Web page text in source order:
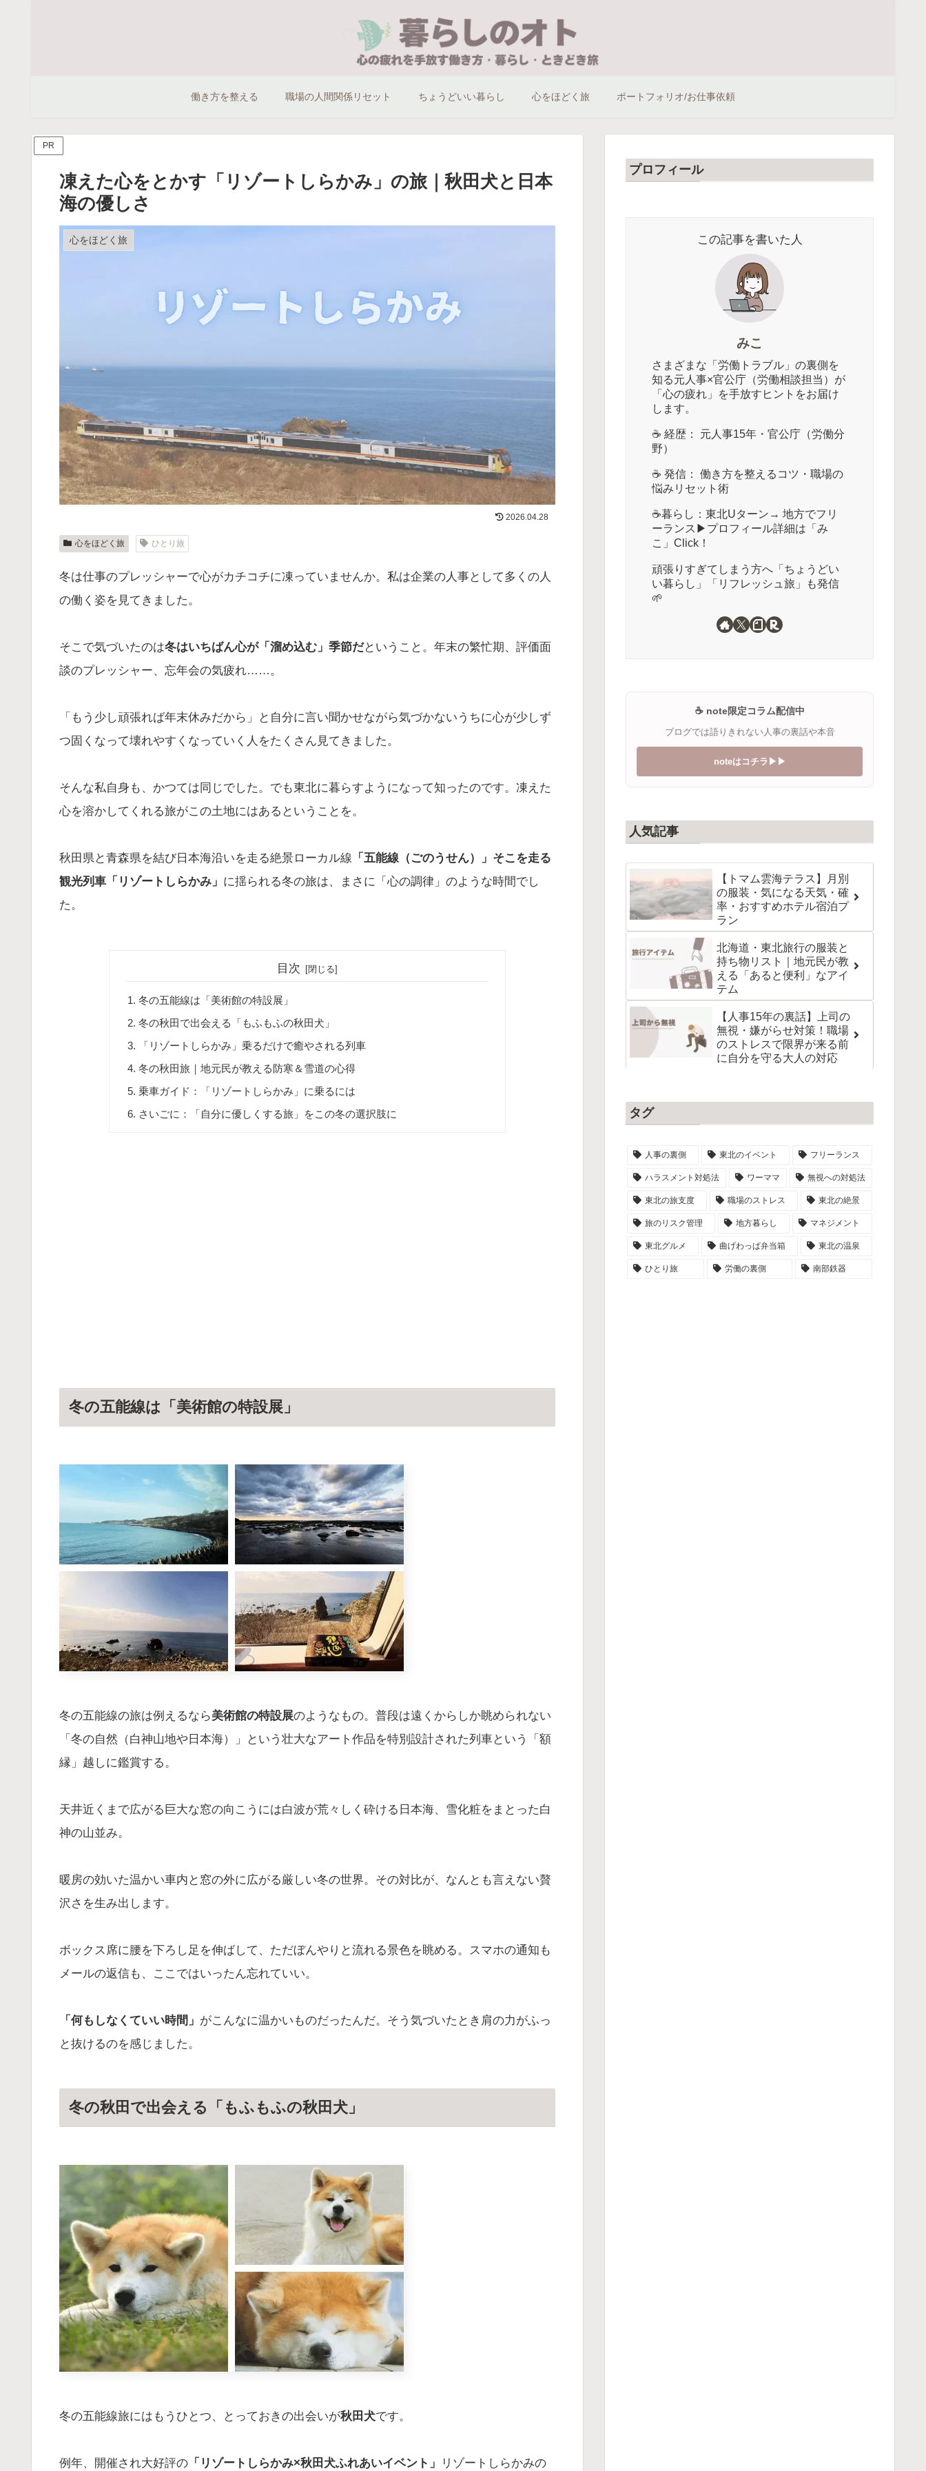
働き方を整える 職場の人間関係リセット ちょうどいい暮らし 心をほどく旅 ポートフォリオ/お仕事依頼
PR
凍えた心をとかす「リゾートしらかみ」の旅｜秋田犬と日本
海の優しさ
心をほどく旅
2026.04.28
心をほどく旅 ひとり旅
冬は仕事のプレッシャーで心がカチコチに凍っていませんか。私は企業の人事として多くの人
の働く姿を見てきました。
そこで気づいたのは冬はいちばん心が「溜め込む」季節だということ。年末の繁忙期、評価面
談のプレッシャー、忘年会の気疲れ……。
「もう少し頑張れば年末休みだから」と自分に言い聞かせながら気づかないうちに心が少しず
つ固くなって壊れやすくなっていく人をたくさん見てきました。
そんな私自身も、かつては同じでした。でも東北に暮らすようになって知ったのです。凍えた
心を溶かしてくれる旅がこの土地にはあるということを。
秋田県と青森県を結び日本海沿いを走る絶景ローカル線 「五能線（ごのうせん）」そこを走る
観光列車「リゾートしらかみ」 に揺られる冬の旅は、まさに「心の調律」のような時間でし
た。
目次
冬の五能線は「美術館の特設展」
冬の秋田で出会える「もふもふの秋田犬」
「リゾートしらかみ」乗るだけで癒やされる列車
冬の秋田旅｜地元民が教える防寒＆雪道の心得
乗車ガイド：「リゾートしらかみ」に乗るには
さいごに：「自分に優しくする旅」をこの冬の選択肢に
冬の五能線は「美術館の特設展」
冬の五能線の旅は例えるなら美術館の特設展のようなもの。普段は遠くからしか眺められない
「冬の自然（白神山地や日本海）」という壮大なアート作品を特別設計された列車という「額
縁」越しに鑑賞する。
天井近くまで広がる巨大な窓の向こうには白波が荒々しく砕ける日本海、雪化粧をまとった白
神の山並み。
暖房の効いた温かい車内と窓の外に広がる厳しい冬の世界。その対比が、なんとも言えない贅
沢さを生み出します。
ボックス席に腰を下ろし足を伸ばして、ただぼんやりと流れる景色を眺める。スマホの通知も
メールの返信も、ここではいったん忘れていい。
「何もしなくていい時間」 がこんなに温かいものだったんだ。そう気づいたとき肩の力がふっ
と抜けるのを感じました。
冬の秋田で出会える「もふもふの秋田犬」
冬の五能線旅にはもうひとつ、とっておきの出会いが秋田犬です。
例年、開催され大好評の 「リゾートしらかみ×秋田犬ふれあいイベント」 リゾートしらかみの
プロフィール
この記事を書いた人
みこ
さまざまな「労働トラブル」の裏側を
知る元人事×官公庁（労働相談担当）が
「心の疲れ」を手放すヒントをお届け
します。
☕️ 経歴： 元人事15年・官公庁（労働分
野）
☕️ 発信： 働き方を整えるコツ・職場の
悩みリセット術
☕️暮らし：東北Uターン→ 地方でフリ
ーランス▶︎プロフィール詳細は「み
こ」Click！
頑張りすぎてしまう方へ「ちょうどい
い暮らし」「リフレッシュ旅」も発信
🌱
☕️ note限定コラム配信中
ブログでは語りきれない人事の裏話や本音
noteはコチラ▶︎▶︎
人気記事
【トマム雲海テラス】月別
の服装・気になる天気・確
率・おすすめホテル宿泊プ
ラン
北海道・東北旅行の服装と
持ち物リスト｜地元民が教
える「あると便利」なアイ
テム
【人事15年の裏話】上司の
無視・嫌がらせ対策！職場
のストレスで限界が来る前
に自分を守る大人の対応
タグ
人事の裏側 東北のイベント フリーランス
ハラスメント対処法 ワーママ 無視への対処法
東北の旅支度 職場のストレス 東北の絶景
旅のリスク管理 地方暮らし マネジメント
東北グルメ 曲げわっぱ弁当箱 東北の温泉
ひとり旅 労働の裏側 南部鉄器